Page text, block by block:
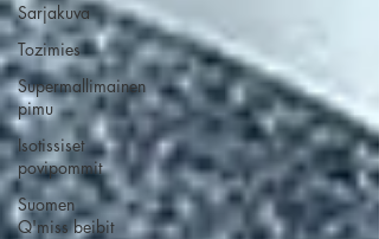
Sarjakuva
Tozimies
Supermallimainen
pimu
Isotissiset
povipommit
Suomen
Q'miss beibit